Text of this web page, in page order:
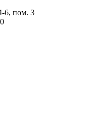
6, пом. 3